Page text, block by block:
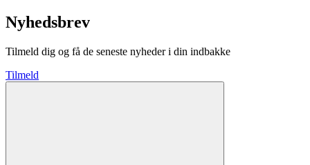
Nyhedsbrev
Tilmeld dig og få de seneste nyheder i din indbakke
Tilmeld